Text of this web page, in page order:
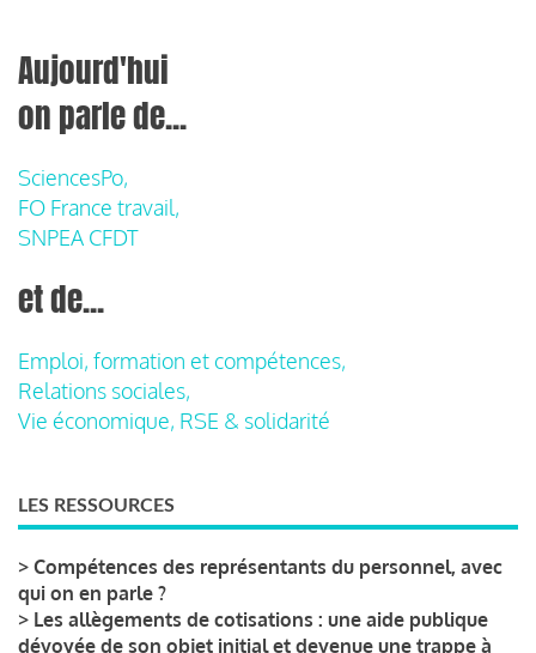
Aujourd'hui
on parle de...
SciencesPo,
FO France travail,
SNPEA CFDT
et de...
Emploi, formation et compétences,
Relations sociales,
Vie économique, RSE & solidarité
LES RESSOURCES
> Compétences des représentants du personnel, avec
qui on en parle ?
> Les allègements de cotisations : une aide publique
dévoyée de son objet initial et devenue une trappe à